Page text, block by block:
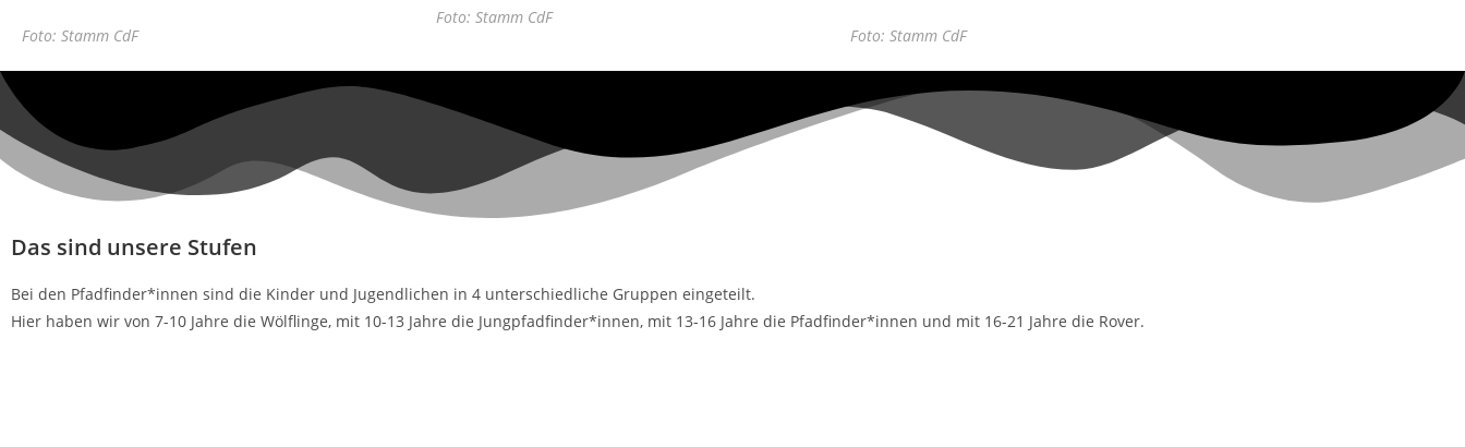
Foto: Stamm CdF
Foto: Stamm CdF
Foto: Stamm CdF
Das sind unsere Stufen
Bei den Pfadfinder*innen sind die Kinder und Jugendlichen in 4 unterschiedliche Gruppen eingeteilt.
Hier haben wir von 7-10 Jahre die Wölflinge, mit 10-13 Jahre die Jungpfadfinder*innen, mit 13-16 Jahre die Pfadfinder*innen und mit 16-21 Jahre die Rover.